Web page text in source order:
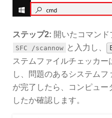
ステップ2: 開いたコマンド
SFC /scannow と入力し、
ステムファイルチェッカ
し、問題のあるシステム
が完了したら、コンピュ
したか確認します。